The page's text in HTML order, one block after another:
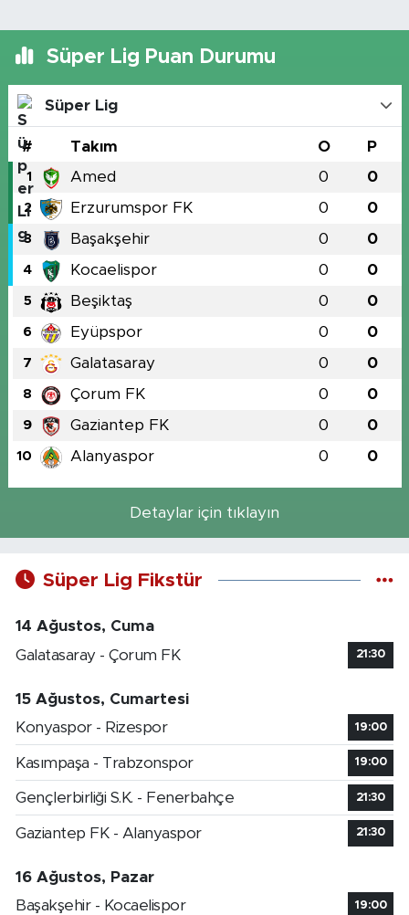
Süper Lig Puan Durumu
Süper Lig
# Takım O P
1 Amed 0 0
2 Erzurumspor FK 0 0
3 Başakşehir 0 0
4 Kocaelispor 0 0
5 Beşiktaş 0 0
6 Eyüpspor 0 0
7 Galatasaray 0 0
8 Çorum FK 0 0
9 Gaziantep FK 0 0
10 Alanyaspor 0 0
Detaylar için tıklayın
Süper Lig Fikstür
14 Ağustos, Cuma
Galatasaray - Çorum FK
21:30
15 Ağustos, Cumartesi
Konyaspor - Rizespor
19:00
Kasımpaşa - Trabzonspor 19:00
Gençlerbirliği S.K. - Fenerbahçe 21:30
Gaziantep FK - Alanyaspor 21:30
16 Ağustos, Pazar
Başakşehir - Kocaelispor
19:00